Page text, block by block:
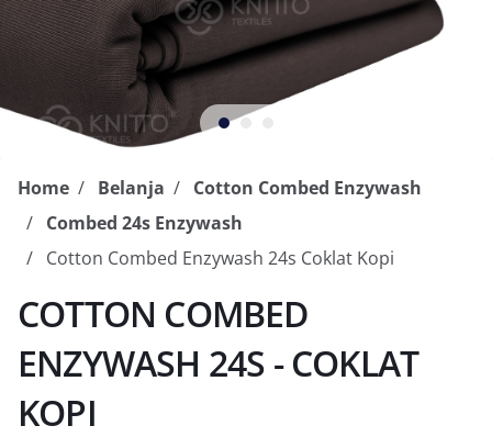
Home Belanja
Cotton Combed Enzywash
Combed 24s Enzywash
Cotton Combed Enzywash 24s Coklat Kopi
COTTON COMBED
ENZYWASH 24S - COKLAT
KOPI